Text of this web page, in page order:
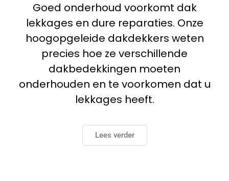
Goed onderhoud voorkomt dak
lekkages en dure reparaties. Onze
hoogopgeleide dakdekkers weten
precies hoe ze verschillende
dakbedekkingen moeten
onderhouden en te voorkomen dat u
lekkages heeft.
Lees verder